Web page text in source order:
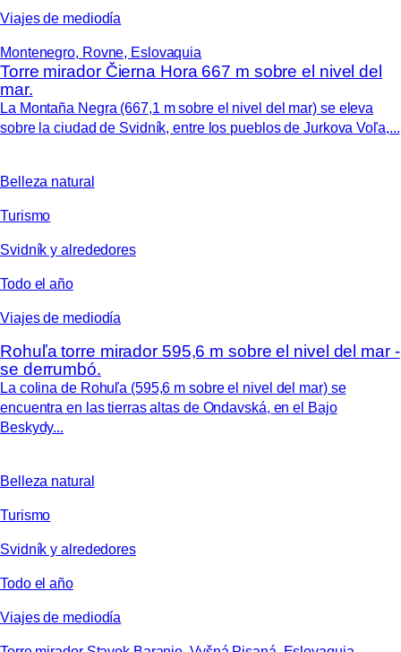
Viajes de mediodía
Montenegro, Rovne, Eslovaquia
Torre mirador Čierna Hora 667 m sobre el nivel del
mar.
La Montaña Negra (667,1 m sobre el nivel del mar) se eleva
sobre la ciudad de Svidník, entre los pueblos de Jurkova Voľa,...
Belleza natural
Turismo
Svidník y alrededores
Todo el año
Viajes de mediodía
Rohuľa torre mirador 595,6 m sobre el nivel del mar -
se derrumbó.
La colina de Rohuľa (595,6 m sobre el nivel del mar) se
encuentra en las tierras altas de Ondavská, en el Bajo
Beskydy...
Belleza natural
Turismo
Svidník y alrededores
Todo el año
Viajes de mediodía